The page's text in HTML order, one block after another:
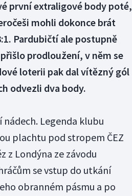
první extraligové body poté,
mohli dokonce brát
Pardubičtí ale postupně
prodloužení, v něm se
loterii pak dal vítězný gól
odvezli dva body.
Legenda klubu
plachtu pod stropem ČEZ
z Londýna ze závodu
se vstup do utkání
obranném pásmu a po